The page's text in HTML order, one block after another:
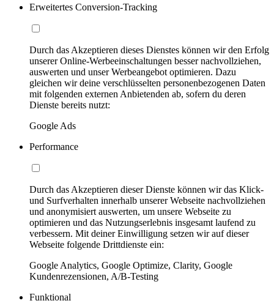
Erweitertes Conversion-Tracking
Durch das Akzeptieren dieses Dienstes können wir den Erfolg
unserer Online-Werbeeinschaltungen besser nachvollziehen,
auswerten und unser Werbeangebot optimieren. Dazu
gleichen wir deine verschlüsselten personenbezogenen Daten
mit folgenden externen Anbietenden ab, sofern du deren
Dienste bereits nutzt:
Google Ads
Performance
Durch das Akzeptieren dieser Dienste können wir das Klick-
und Surfverhalten innerhalb unserer Webseite nachvollziehen
und anonymisiert auswerten, um unsere Webseite zu
optimieren und das Nutzungserlebnis insgesamt laufend zu
verbessern. Mit deiner Einwilligung setzen wir auf dieser
Webseite folgende Drittdienste ein:
Google Analytics, Google Optimize, Clarity, Google
Kundenrezensionen, A/B-Testing
Funktional